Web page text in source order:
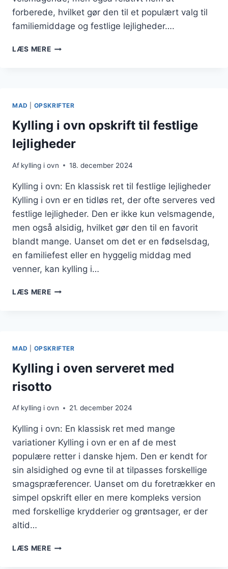
forberede, hvilket gør den til et populært valg til
familiemiddage og festlige lejligheder….
LÆS MEREKYLLING
FOR
LÆKKERHED
MAD OPSKRIFTER
Kylling i ovn opskrift til festlige
lejligheder
Af kylling i ovn 18. december 2024
Kylling i ovn: En klassisk ret til festlige lejligheder
Kylling i ovn er en tidløs ret, der ofte serveres ved
festlige lejligheder. Den er ikke kun velsmagende,
men også alsidig, hvilket gør den til en favorit
blandt mange. Uanset om det er en fødselsdag,
en familiefest eller en hyggelig middag med
venner, kan kylling i…
LÆS MEREKYLLING
MAD OPSKRIFTER
Kylling i oven serveret med
risotto
Af kylling i ovn 21. december 2024
Kylling i ovn: En klassisk ret med mange
variationer Kylling i ovn er en af de mest
populære retter i danske hjem. Den er kendt for
sin alsidighed og evne til at tilpasses forskellige
smagspræferencer. Uanset om du foretrækker en
simpel opskrift eller en mere kompleks version
med forskellige krydderier og grøntsager, er der
altid…
LÆS MEREKYLLING